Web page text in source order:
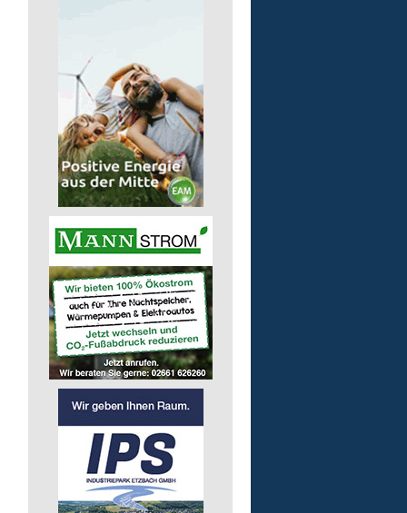
Auslieferungsfahrer/-in
für Mittagessen
Lebenshilfe im Landkreis
GmbH
57537 Mittelhof